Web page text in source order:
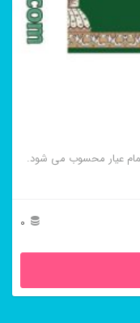
عیار محسوب می شود.
0